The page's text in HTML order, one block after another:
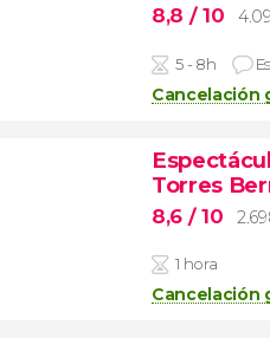
8,8 / 10
5 - 8h
Cancelación
Torres
8,6 / 10
1 hora
Cancelación